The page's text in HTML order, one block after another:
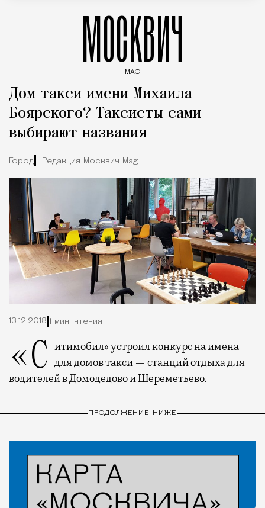
МОСКВИЧ
MAG
Дом такси имени Михаила
Боярского? Таксисты сами
выбирают названия
Город Редакция Москвич Mag
13.12.2018 1 мин. чтения
«Ситимобил» устроил конкурс на имена для домов такси — станций отдыха для
водителей в Домодедово и Шереметьево.
ПРОДОЛЖЕНИЕ НИЖЕ